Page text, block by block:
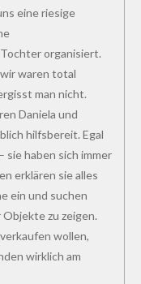
eine riesige
organisiert.
waren total
man nicht.
Daniela und
hilfsbereit. Egal
haben sich immer
erklären sie alles
ein und suchen
zu zeigen.
wollen,
wirklich am